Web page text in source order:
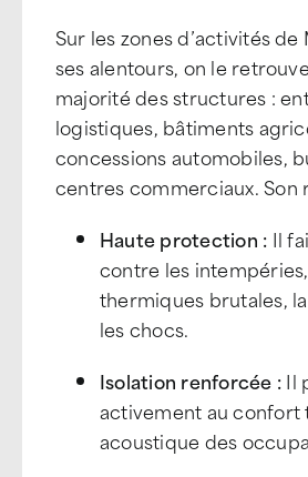
Sur les zones d’activités
ses alentours, on le
majorité des structures :
logistiques, bâtiments
concessions automobiles,
centres commerciaux. Son
Haute protection : Il
contre les
thermiques brutales,
les chocs.
Isolation renforcée :Il
activement au
acoustique des